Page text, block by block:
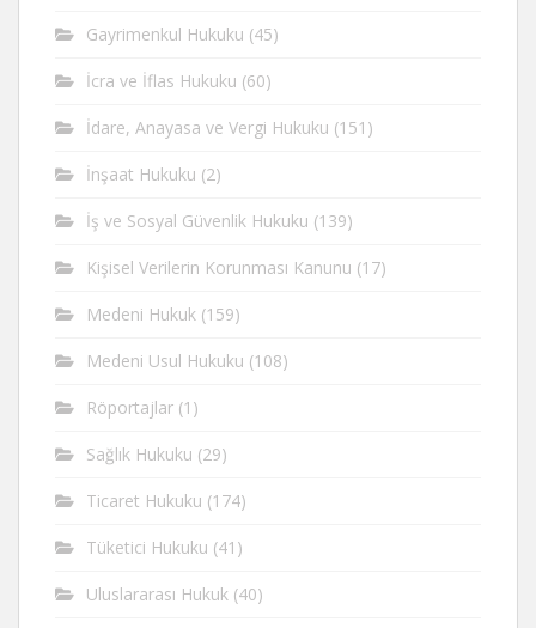
Gayrimenkul Hukuku (45)
İcra ve İflas Hukuku (60)
İdare, Anayasa ve Vergi Hukuku (151)
İnşaat Hukuku (2)
İş ve Sosyal Güvenlik Hukuku (139)
Kişisel Verilerin Korunması Kanunu (17)
Medeni Hukuk (159)
Medeni Usul Hukuku (108)
Röportajlar (1)
Sağlık Hukuku (29)
Ticaret Hukuku (174)
Tüketici Hukuku (41)
Uluslararası Hukuk (40)